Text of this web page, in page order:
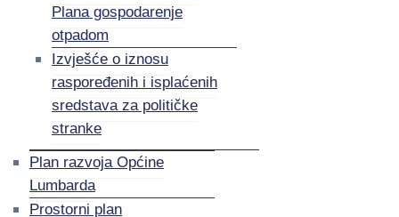
Plana gospodarenje
otpadom
Izvješće o iznosu
raspoređenih i isplaćenih
sredstava za političke
stranke
Plan razvoja Općine
Lumbarda
Prostorni plan